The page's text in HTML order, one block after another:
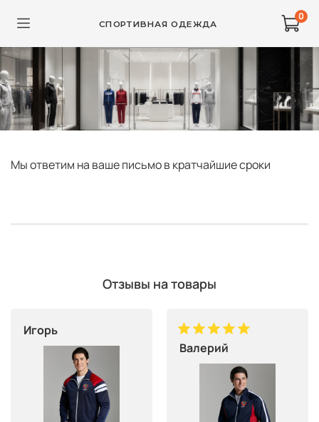
СПОРТИВНАЯ ОДЕЖДА
0
Мы ответим на ваше письмо в кратчайшие сроки
Отзывы на товары
Игорь
Валерий